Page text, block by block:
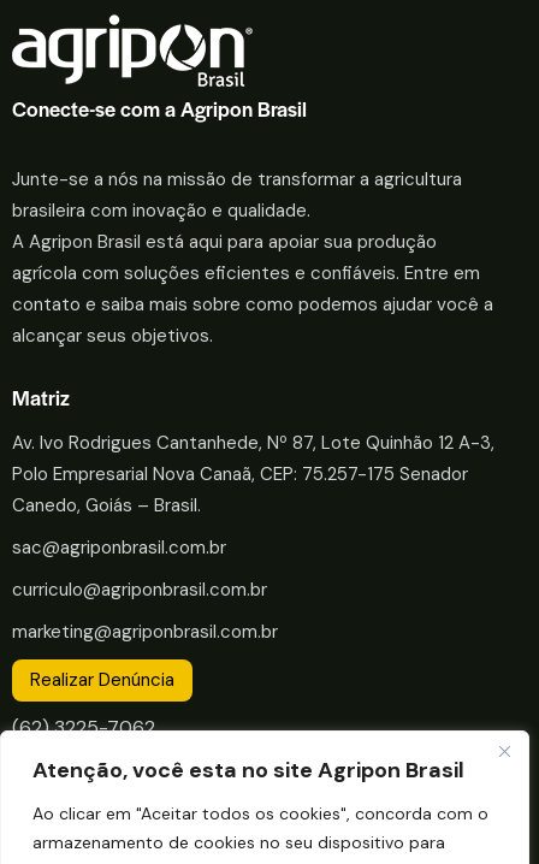
Atenção, você esta no site Agripon Brasil
Ao clicar em "Aceitar todos os cookies", concorda com o
armazenamento de cookies no seu dispositivo para
Conecte-se com a Agripon Brasil
Junte-se a nós na missão de transformar a agricultura
brasileira com inovação e qualidade.
A Agripon Brasil está aqui para apoiar sua produção
agrícola com soluções eficientes e confiáveis. Entre em
contato e saiba mais sobre como podemos ajudar você a
alcançar seus objetivos.
Matriz
Av. Ivo Rodrigues Cantanhede, Nº 87, Lote Quinhão 12 A-3,
Polo Empresarial Nova Canaã, CEP: 75.257-175 Senador
Canedo, Goiás – Brasil.
sac@agriponbrasil.com.br
curriculo@agriponbrasil.com.br
marketing@agriponbrasil.com.br
Realizar Denúncia
(62) 3225-7062
Nos Encontre
LinkedIn